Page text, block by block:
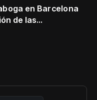
en Barcelona
de las